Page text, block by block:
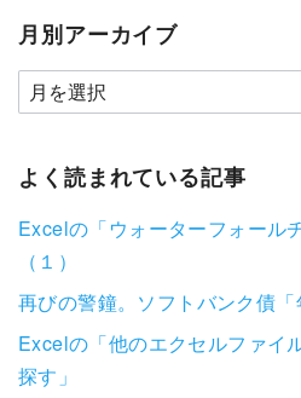
月別アーカイブ
よく読まれている記事
Excelの「ウォーターフォール
（１）
再びの警鐘。ソフトバンク債
Excelの「他のエクセルファイ
探す」